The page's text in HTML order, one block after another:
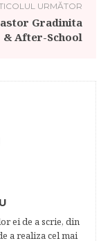
URMĂTOR
Gradinita
& After-School
ei de a scrie, din
a realiza cel mai